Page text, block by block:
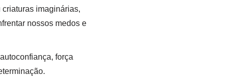
imaginárias,
nossos medos e
força